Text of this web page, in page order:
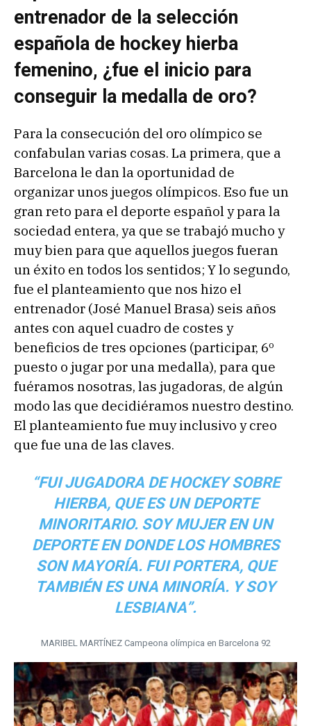
entrenador de la selección
española de hockey hierba
femenino, ¿fue el inicio para
conseguir la medalla de oro?
Para la consecución del oro olímpico se
confabulan varias cosas. La primera, que a
Barcelona le dan la oportunidad de
organizar unos juegos olímpicos. Eso fue un
gran reto para el deporte español y para la
sociedad entera, ya que se trabajó mucho y
muy bien para que aquellos juegos fueran
un éxito en todos los sentidos; Y lo segundo,
fue el planteamiento que nos hizo el
entrenador (José Manuel Brasa) seis años
antes con aquel cuadro de costes y
beneficios de tres opciones (participar, 6º
puesto o jugar por una medalla), para que
fuéramos nosotras, las jugadoras, de algún
modo las que decidiéramos nuestro destino.
El planteamiento fue muy inclusivo y creo
que fue una de las claves.
“FUI JUGADORA DE HOCKEY SOBRE
HIERBA, QUE ES UN DEPORTE
MINORITARIO. SOY MUJER EN UN
DEPORTE EN DONDE LOS HOMBRES
SON MAYORÍA. FUI PORTERA, QUE
TAMBIÉN ES UNA MINORÍA. Y SOY
LESBIANA”.
MARIBEL MARTÍNEZ Campeona olímpica en Barcelona 92